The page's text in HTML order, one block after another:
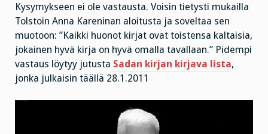
Kysymykseen ei ole vastausta. Voisin tietysti mukailla
Tolstoin Anna Kareninan aloitusta ja soveltaa sen
muotoon: ”Kaikki huonot kirjat ovat toistensa kaltaisia,
jokainen hyvä kirja on hyvä omalla tavallaan.” Pidempi
vastaus löytyy jutusta Sadan kirjan kirjava lista,
jonka julkaisin täällä 28.1.2011